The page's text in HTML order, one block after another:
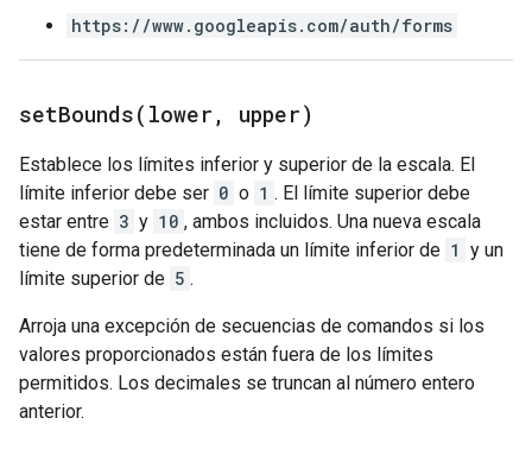
https://www.googleapis.com/auth/forms
setBounds( lower , upper)
Establece los límites inferior y superior de la escala. El
límite inferior debe ser 0 o 1 . El límite superior debe
estar entre 3 y 10 , ambos incluidos. Una nueva escala
tiene de forma predeterminada un límite inferior de 1 y un
límite superior de 5 .
Arroja una excepción de secuencias de comandos si los
valores proporcionados están fuera de los límites
permitidos. Los decimales se truncan al número entero
anterior.